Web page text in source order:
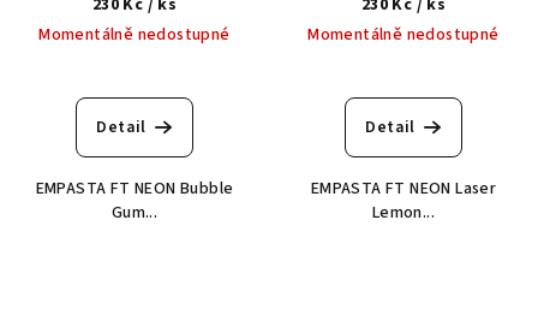
230 Kč / ks
Momentálně nedostupné
Detail
EMPASTA FT NEON Bubble
Gum...
230 Kč / ks
Momentálně nedostupné
Detail
EMPASTA FT NEON Laser
Lemon...